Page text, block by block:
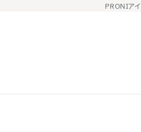
PRONIア